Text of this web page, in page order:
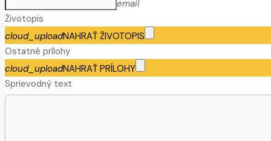
email
Životopis
cloud_uploadNAHRAŤ ŽIVOTOPIS
Ostatné prílohy
cloud_uploadNAHRAŤ PRÍLOHY
Sprievodný text